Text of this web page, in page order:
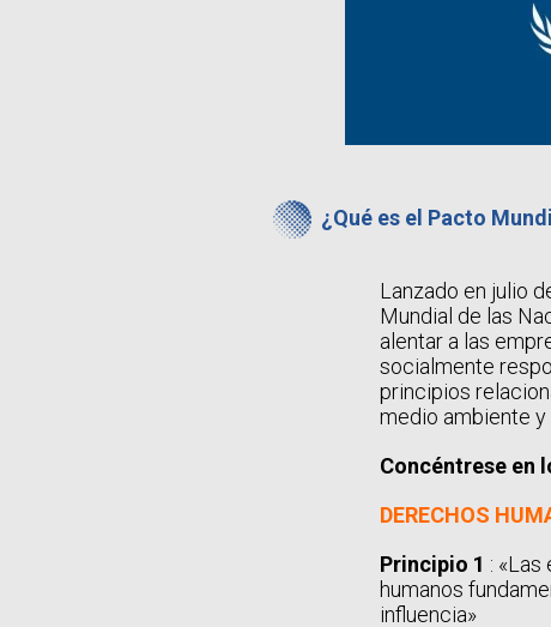
¿Qué es el Pacto
Lanzado en julio
Mundial de las
alentar a las
socialmente
principios
medio ambiente y
Concéntrese en
DERECHOS
Principio 1 :
humanos
influencia»